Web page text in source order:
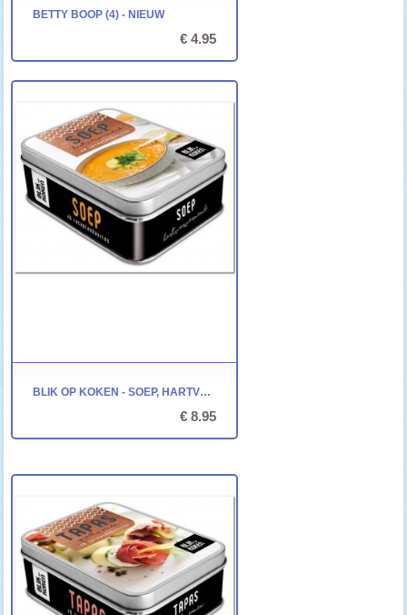
BETTY BOOP (4) - NIEUW
€ 4.95
BLIK OP KOKEN - SOEP, HARTVERWARMEND - 40 RECEPTENKAARTEN
€ 8.95